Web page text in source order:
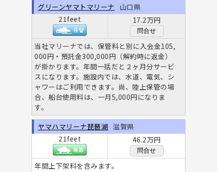
21feet 17.2万円
問合せ
当社マリーナでは、保管料と別に入会金105,
000円・預託金300,000円（解約時に返金）
が掛かります。年間一括だと２ヶ月分サービ
スになります。施設内では、水道、電気、シ
ャワーはご利用できます。尚、陸上保管の場
合、船台使用料は、一月5,000円になりま
す。
グリーンヤマトマリーナ 山口県
21feet 46.2万円
問合せ
年間上下架料を含みます。
ヤマハマリーナ琵琶湖 滋賀県